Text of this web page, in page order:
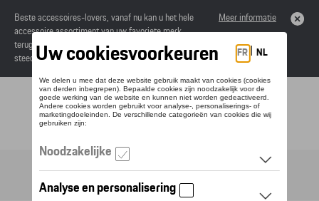
Beste accessoires-lovers, vanaf nu kan u het hele
accessoire assortiment van uw favoriete merk
terugvinden in de online catalogus. Deze kunnen
steeds besteld worden via uw dealer.
Meer informatie
Toggle navigation